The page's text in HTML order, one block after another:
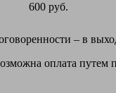
600 руб.
– в
оплата путем